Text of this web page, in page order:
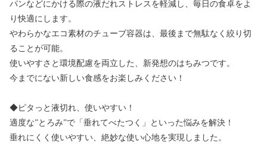
パンなどにかける際の液だれストレスを軽減し、毎日の食卓をよ
り快適にします。
やわらかなエコ素材のチューブ容器は、最後まで無駄なく絞り切
ることが可能。
使いやすさと環境配慮を両立した、新発想のはちみつです。
今までにない新しい食感をお楽しみください！
◆ピタっと液切れ、使いやすい！
適度な”とろみ”で「垂れてべたつく」といった悩みを解決！
垂れにくく使いやすい、絶妙な使い心地を実現しました。